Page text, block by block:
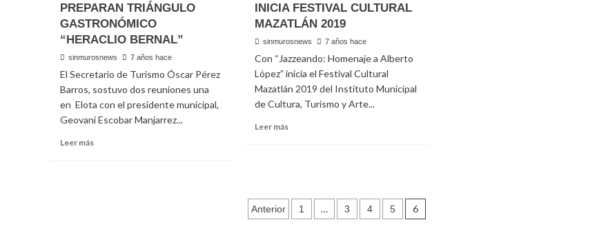
PRUEBAS
DE
REALIZÓ
LA
SSPM
•
MAL
TIEMPO
AFECTACIONES
COMUNIDADES
DE
ESCUINAPOA
DE
SINALOA
PREPARAN TRIÁNGULO
GASTRONÓMICO
“HERACLIO BERNAL”
sinmurosnews 7 años hace
El Secretario de Turismo Óscar Pérez
Barros, sostuvo dos reuniones una
en Elota con el presidente municipal,
Geovani Escobar Manjarrez...
Leer más
INICIA FESTIVAL CULTURAL
MAZATLÁN 2019
sinmurosnews 7 años hace
Con “Jazzeando: Homenaje a Alberto
López” inicia el Festival Cultural
Mazatlán 2019 del Instituto Municipal
de Cultura, Turismo y Arte...
Leer más
Navegación
Anterior 1 … 3 4 5 6